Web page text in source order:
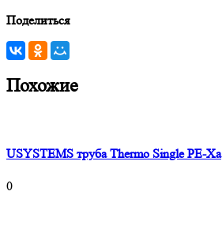
Поделиться
Похожие
USYSTEMS труба Thermo Single PE-Xa
0